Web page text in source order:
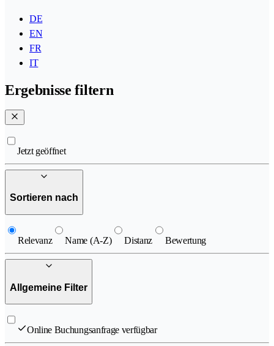
DE
EN
FR
IT
Ergebnisse filtern
Jetzt geöffnet
Sortieren nach
Relevanz Name (A-Z) Distanz Bewertung
Allgemeine Filter
Online Buchungsanfrage verfügbar